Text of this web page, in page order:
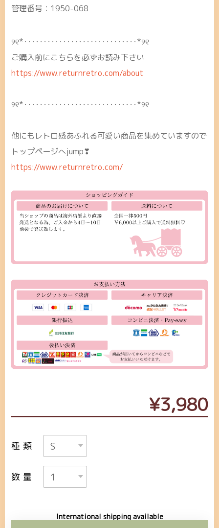
管理番号：1950-068
୨୧*･････････････････････････････*୨୧
ご購入前にこちらを必ずお読み下さい
https://www.returnretro.com/about
୨୧*･････････････････････････････*୨୧
他にもレトロ感あふれる可愛い商品を集めていますので
トップページへjump❣
https://www.returnretro.com/
¥3,980
種類
数量
International shipping available